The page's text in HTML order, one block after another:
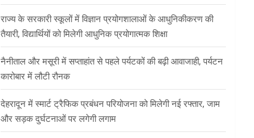
राज्य के सरकारी स्कूलों में विज्ञान प्रयोगशालाओं के आधुनिकीकरण की
तैयारी, विद्यार्थियों को मिलेगी आधुनिक प्रयोगात्मक शिक्षा
नैनीताल और मसूरी में सप्ताहांत से पहले पर्यटकों की बढ़ी आवाजाही, पर्यटन
कारोबार में लौटी रौनक
देहरादून में स्मार्ट ट्रैफिक प्रबंधन परियोजना को मिलेगी नई रफ्तार, जाम
और सड़क दुर्घटनाओं पर लगेगी लगाम